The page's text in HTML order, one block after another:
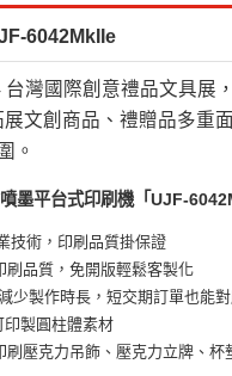
6042MkIIe
灣國際創意禮品文具展
文創商品、禮贈品多重
。
墨平台式印刷機「UJF-
技術，印刷品質掛保證
刷品質，免開版輕鬆客製化
少製作時長，短交期訂單也能
製圓柱體素材
刷壓克力吊飾、壓克力立牌、杯